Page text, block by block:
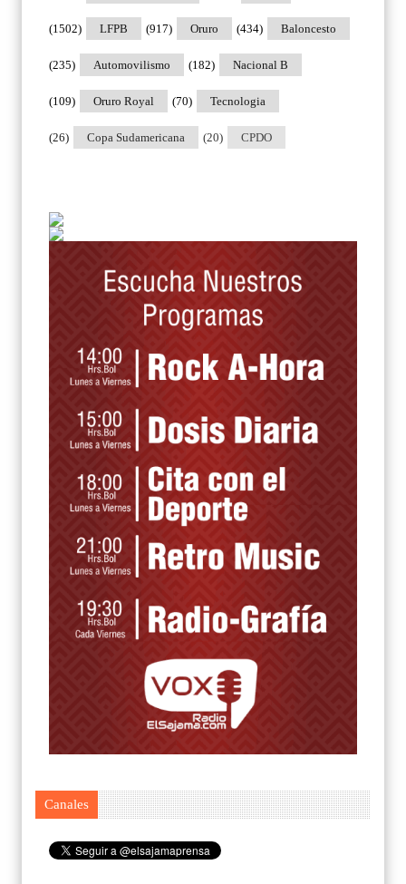
LFPB
(1502) Oruro
(917) Baloncesto
(434)
Automovilismo
(235) Nacional B
(182)
Oruro Royal
(109) Tecnologia
(70)
Copa Sudamericana
(26) CPDO
(20)
Canales